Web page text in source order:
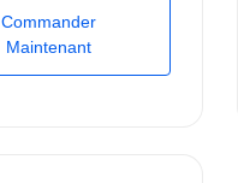
Commander
Maintenant